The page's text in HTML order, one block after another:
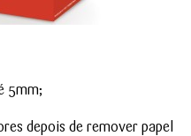
5mm;
depois de remover papel